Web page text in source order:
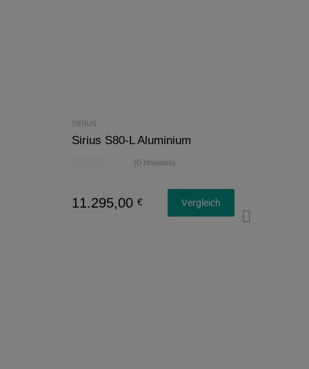
SIRIUS
Sirius S80-L Aluminium
(0 reviews)
11.295,00 €
Vergleich